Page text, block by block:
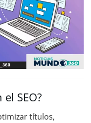
SEO?
títulos,